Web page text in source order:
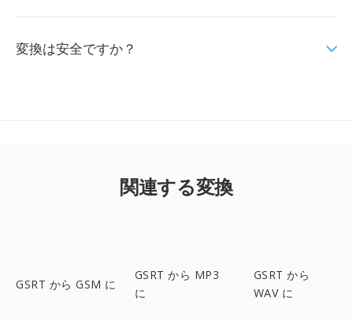
変換は安全ですか？
関連する変換
GSRT から GSM に
GSRT から MP3
に
GSRT から
WAV に